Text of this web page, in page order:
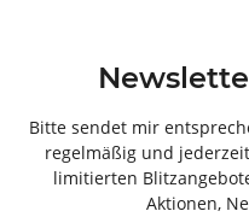
Bitte sendet mir
regelmäßig und
limitierten
Aktionen,